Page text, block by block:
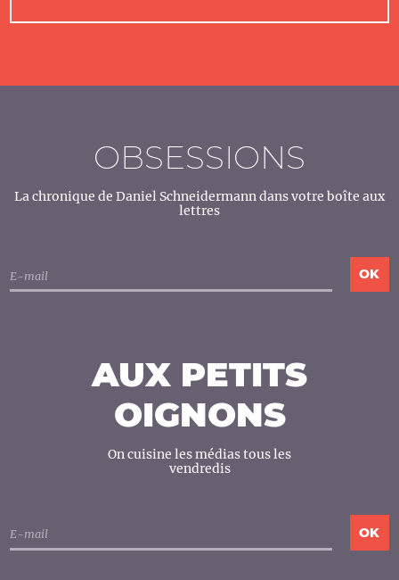
OBSESSIONS
La chronique de Daniel Schneidermann dans votre boîte aux
lettres
AUX PETITS
OIGNONS
On cuisine les médias tous les
vendredis